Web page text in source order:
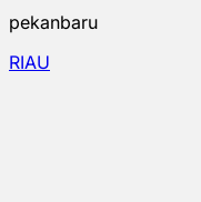
pekanbaru
RIAU